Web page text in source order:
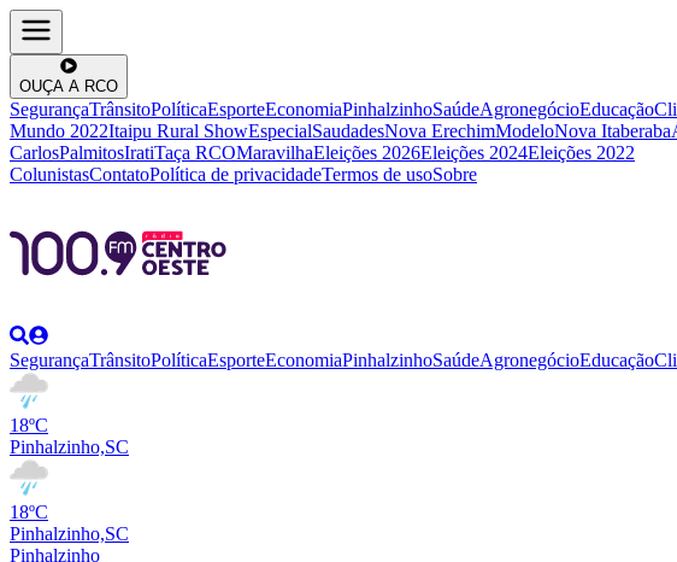
OUÇA A RCO
SegurançaTrânsitoPolíticaEsporteEconomiaPinhalzinhoSaúdeAgronegócioEducação
Mundo 2022Itaipu Rural ShowEspecialSaudadesNova ErechimModeloNova Itaberaba
CarlosPalmitosIratiTaça RCOMaravilhaEleições 2026Eleições 2024Eleições 2022
ColunistasContatoPolítica de privacidadeTermos de usoSobre
SegurançaTrânsitoPolíticaEsporteEconomiaPinhalzinhoSaúdeAgronegócioEducação
18ºC
Pinhalzinho,SC
18ºC
Pinhalzinho,SC
Pinhalzinho